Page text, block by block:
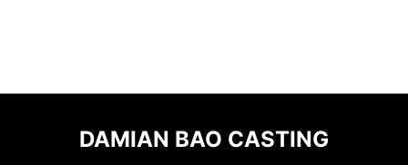
DAMIAN BAO CASTING